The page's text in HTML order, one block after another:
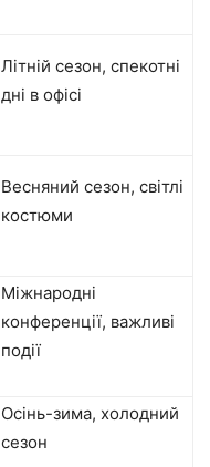
Літній сезон, спекотні
дні в офісі
Весняний сезон, світлі
костюми
Міжнародні
конференції, важливі
події
Осінь-зима, холодний
сезон